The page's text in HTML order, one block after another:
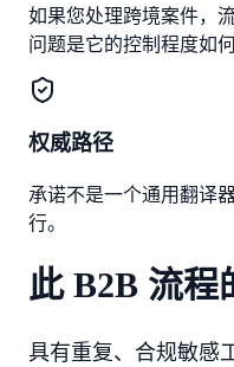
如果您处理跨境案件，
问题是它的控制程度如何
权威路径
承诺不是一个通用翻译
行。
此 B2B 流程
具有重复、合规敏感